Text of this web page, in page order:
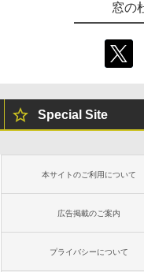
窓の
Special Site
本サイトのご利用について
広告掲載のご案内
プライバシーについて